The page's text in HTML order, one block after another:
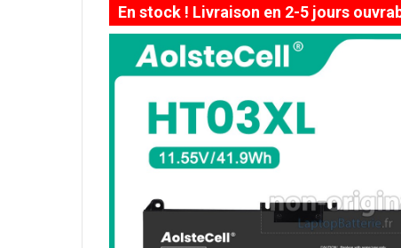
En stock ! Livraison en 2-5 jours